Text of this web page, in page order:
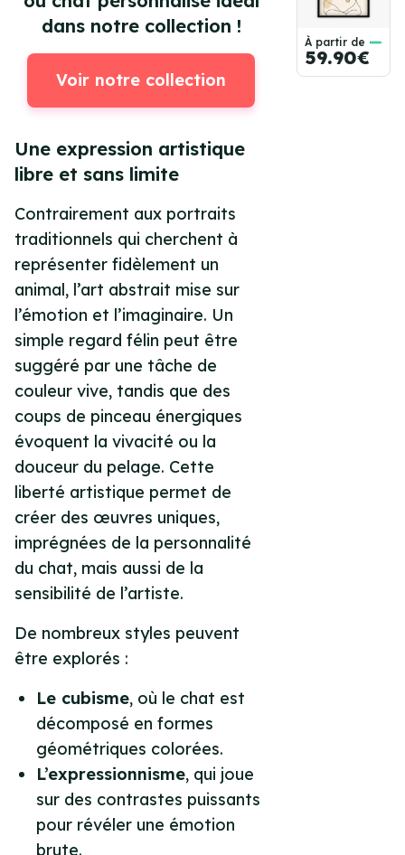
dans notre collection !
Voir notre collection
Une expression artistique
libre et sans limite
Contrairement aux portraits
traditionnels qui cherchent à
représenter fidèlement un
animal, l’art abstrait mise sur
l’émotion et l’imaginaire. Un
simple regard félin peut être
suggéré par une tâche de
couleur vive, tandis que des
coups de pinceau énergiques
évoquent la vivacité ou la
douceur du pelage. Cette
liberté artistique permet de
créer des œuvres uniques,
imprégnées de la personnalité
du chat, mais aussi de la
sensibilité de l’artiste.
De nombreux styles peuvent
être explorés :
Le cubisme, où le chat est
décomposé en formes
géométriques colorées.
L’expressionnisme, qui joue
sur des contrastes puissants
pour révéler une émotion
brute.
À partir de
59.90€